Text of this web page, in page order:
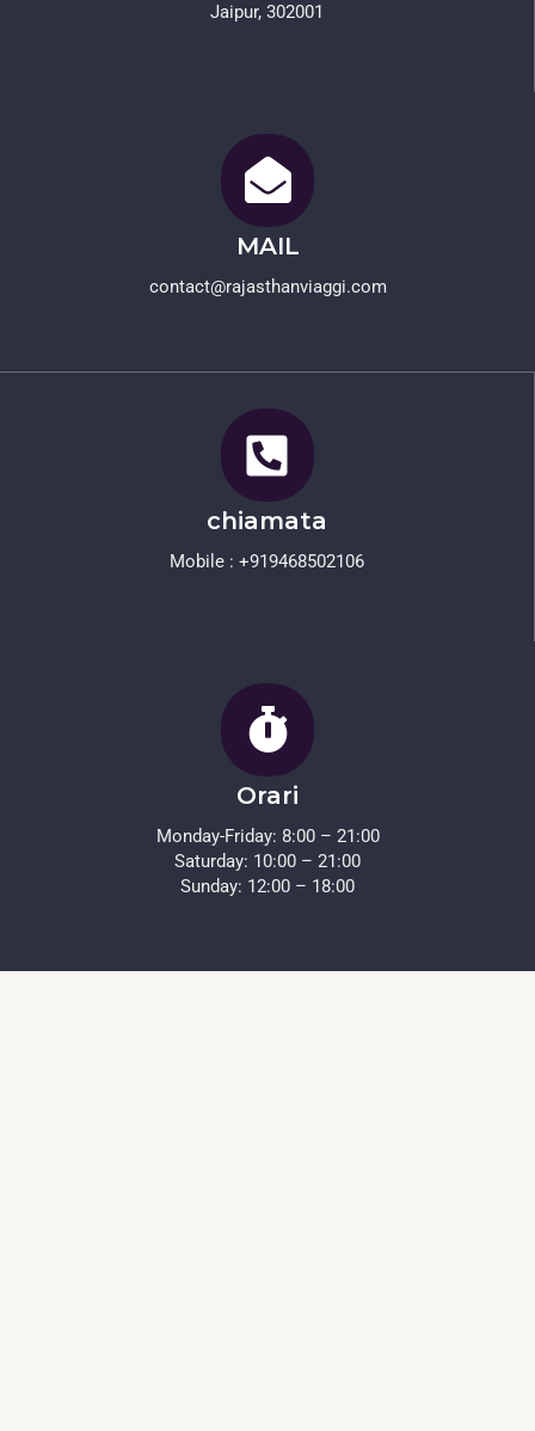
Jaipur, 302001
MAIL
contact@rajasthanviaggi.com​
chiamata
Mobile : +919468502106
Orari
Monday-Friday: 8:00 – 21:00
Saturday: 10:00 – 21:00
Sunday: 12:00 – 18:00